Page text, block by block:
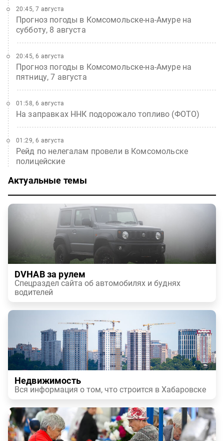
Прогноз погоды в Комсомольске-на-Амуре на
субботу, 8 августа
20:45, 7 августа
Прогноз погоды в Комсомольске-на-Амуре на
пятницу, 7 августа
20:45, 6 августа
На заправках ННК подорожало топливо (ФОТО)
01:58, 6 августа
Рейд по нелегалам провели в Комсомольске
полицейские
01:29, 6 августа
Актуальные темы
DVHAB за рулем
Спецраздел сайта об автомобилях и буднях
водителей
Недвижимость
Вся информация о том, что строится в Хабаровске